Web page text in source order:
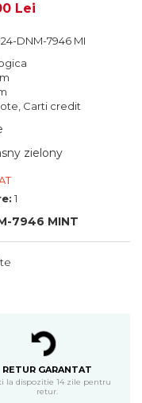
Lei
DNM-7946 MI
Carti credit
zielony
1
7946 MINT
RETUR GARANTAT
la dispozitie 14 zile pentru
retur.